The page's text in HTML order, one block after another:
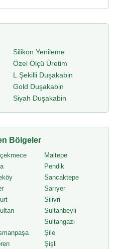
Silikon Yenileme
Özel Ölçü Üretim
L Şekilli Duşakabin
Gold Duşakabin
Siyah Duşakabin
Bölgeler
Maltepe
Pendik
Sancaktepe
Sarıyer
Silivri
Sultanbeyli
Sultangazi
Şile
Şişli